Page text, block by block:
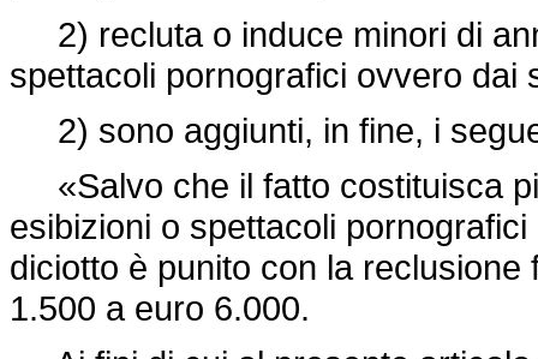
2) recluta o induce minori di
spettacoli pornografici ovvero dai
2) sono aggiunti, in fine, i
«Salvo che il fatto costituisca
esibizioni o spettacoli
diciotto è punito con la
1.500 a euro 6.000.